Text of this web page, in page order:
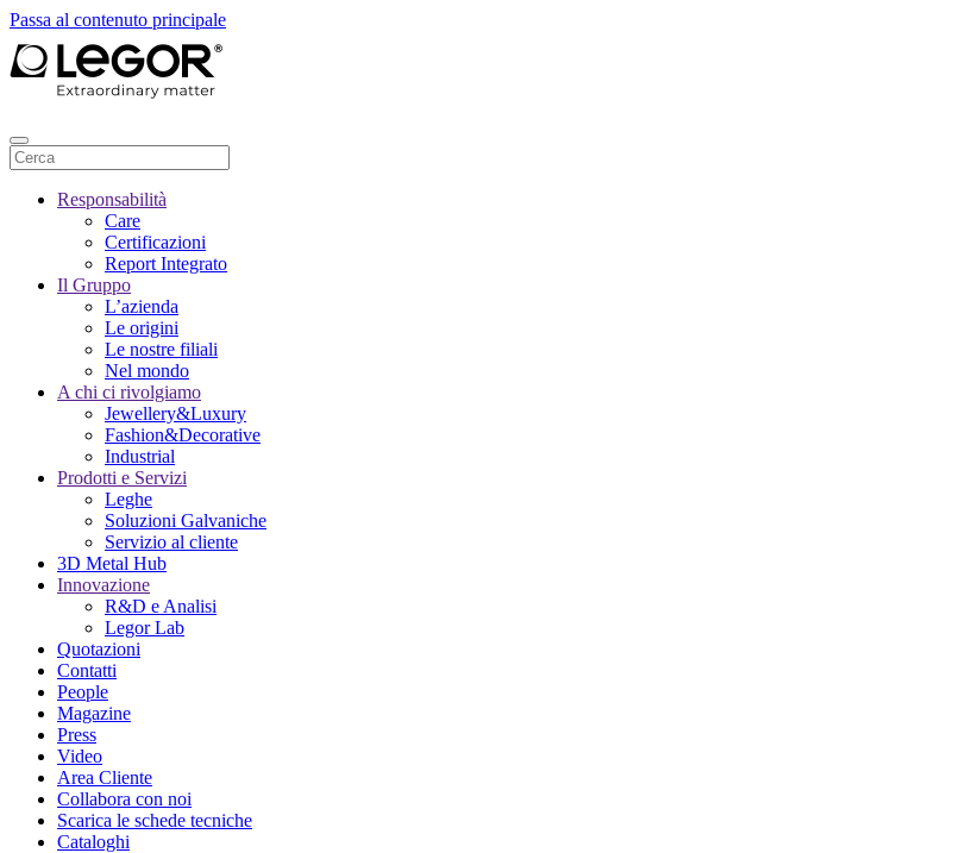
Passa al contenuto principale
Responsabilità
Care
Certificazioni
Report Integrato
Il Gruppo
L’azienda
Le origini
Le nostre filiali
Nel mondo
A chi ci rivolgiamo
Jewellery&Luxury
Fashion&Decorative
Industrial
Prodotti e Servizi
Leghe
Soluzioni Galvaniche
Servizio al cliente
3D Metal Hub
Innovazione
R&D e Analisi
Legor Lab
Quotazioni
Contatti
People
Magazine
Press
Video
Area Cliente
Collabora con noi
Scarica le schede tecniche
Cataloghi